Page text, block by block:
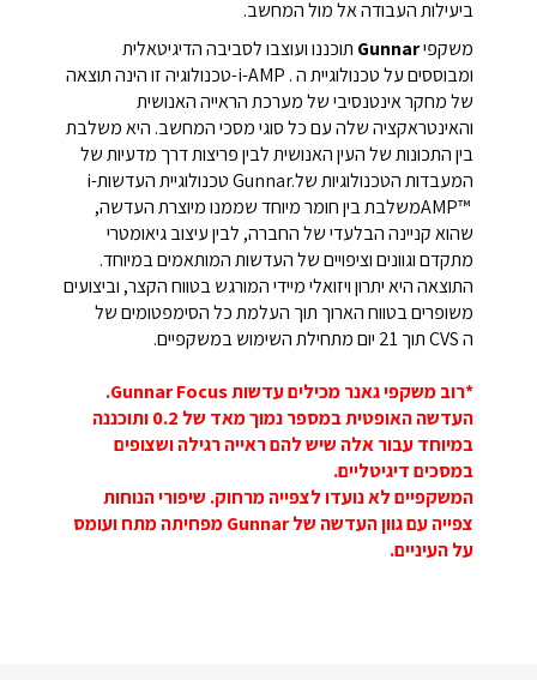
ביעילות העבודה אל מול המחשב.
משקפיGunnar תוכננו ועוצבו לסביבה הדיגיטאלית
ומבוססים על טכנולוגיית ה-i-AMP .טכנולוגיה זו הינה תוצאה
של מחקר אינטנסיבי של מערכת הראייה האנושית
והאינטראקציה שלה עם כל סוגי מסכי המחשב. היא משלבת
בין התכונות של העין האנושית לבין פריצות דרך מדעיות של
המעבדות הטכנולוגיות שלGunnar.טכנולוגיית העדשותi-
AMP™משלבת בין חומר מיוחד שממנו מיוצרת העדשה,
שהוא קניינה הבלעדי של החברה, לבין עיצוב גיאומטרי
מתקדם וגוונים וציפויים של העדשות המותאמים במיוחד.
התוצאה היא יתרון ויזואלי מיידי המורגש בטווח הקצר, וביצועים
משופרים בטווח הארוך תוך העלמת כל הסימפטומים של
הCVSתוך 21 יום מתחילת השימוש במשקפיים.
*רוב משקפי גאנר מכילים עדשות Gunnar Focus.
העדשה האופטית במספר נמוך מאד של 0.2 ותוכננה
במיוחד עבור אלה שיש להם ראייה רגילה ושצופים
במסכים דיגיטליים.
המשקפיים לא נועדו לצפייה מרחוק. שיפורי הנוחות
צפייה עם גוון העדשה של Gunnar מפחיתה מתח ועומס
על העיניים.